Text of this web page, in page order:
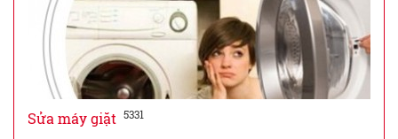
Sửa máy giặt 5331